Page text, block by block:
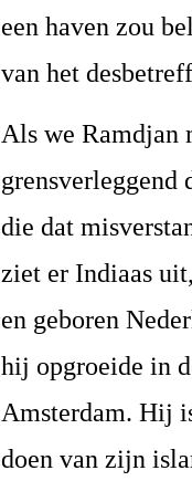
een haven zou
van het
Als we Ramdjan
grensverleggend
die dat
ziet er Indiaas
en geboren
hij opgroeide in
Amsterdam. Hij
doen van zijn